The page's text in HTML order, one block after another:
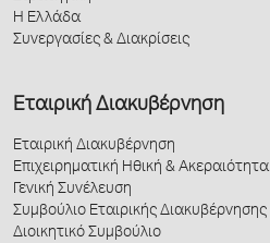
Η Ελλάδα
Συνεργασίες & Διακρίσεις
Εταιρική Διακυβέρνηση
Εταιρική Διακυβέρνηση
Επιχειρηματική Ηθική & Ακεραιότητα
Γενική Συνέλευση
Συμβούλιο Εταιρικής Διακυβέρνησης
Διοικητικό Συμβούλιο